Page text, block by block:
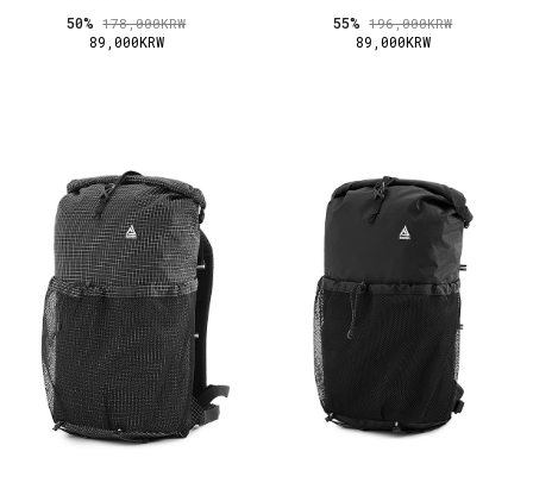
50%178,000KRW
89,000KRW
55%196,000KRW
89,000KRW